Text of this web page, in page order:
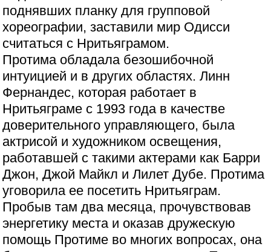
поднявших планку для групповой
хореографии, заставили мир Одисси
считаться с Нритьяграмом.
Протима обладала безошибочной
интуицией и в других областях. Линн
Фернандес, которая работает в
Нритьяграме с 1993 года в качестве
доверительного управляющего, была
актрисой и художником освещения,
работавшей с такими актерами как Барри
Джон, Джой Майкл и Лилет Дубе. Протима
уговорила ее посетить Нритьяграм.
Пробыв там два месяца, прочувствовав
энергетику места и оказав дружескую
помощь Протиме во многих вопросах, она